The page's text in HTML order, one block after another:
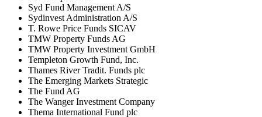
Syd Fund Management A/S
Sydinvest Administration A/S
T. Rowe Price Funds SICAV
TMW Property Funds AG
TMW Property Investment GmbH
Templeton Growth Fund, Inc.
Thames River Tradit. Funds plc
The Emerging Markets Strategic
The Fund AG
The Wanger Investment Company
Thema International Fund plc